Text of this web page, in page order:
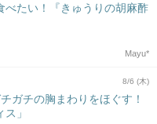
べたい！『きゅうりの胡麻酢
Mayu*
8/6 (木)
ガチの胸まわりをほぐす！
」